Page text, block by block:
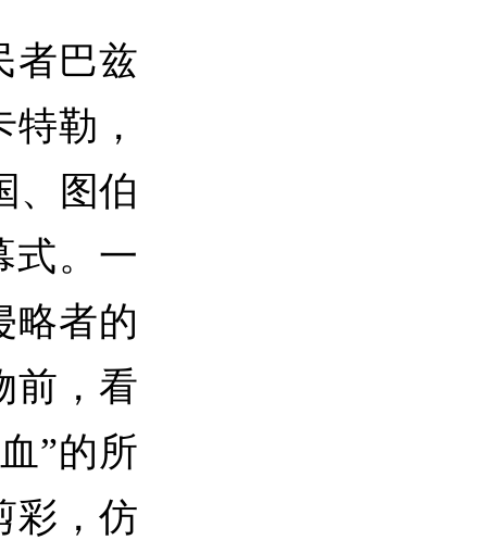
巴兹
勒，
、图伯
式。一
略者的
前，看
”的所
彩，仿